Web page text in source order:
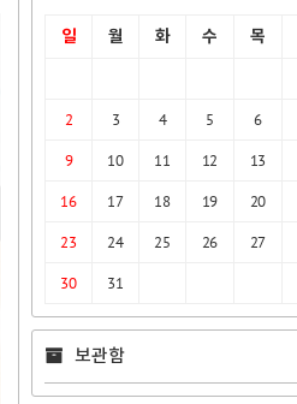
일 월 화 수 목
2
3 4 5 6
9
10 11 12 13
16
17 18 19 20
23
24 25 26 27
30
31
보관함